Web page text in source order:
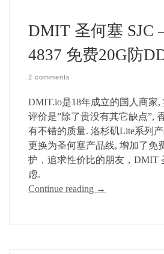
DMIT 圣何塞 SJC
4837 免费20G防
2 comments
DMIT.io是18年成立的国人商家,
评价是”除了贵没有其它缺点”,
有不错的质量. 洛杉矶Lite系列
更换为圣何塞产品线, 增加了免
护，追求性价比的朋友，DMIT
虑.
Continue reading →